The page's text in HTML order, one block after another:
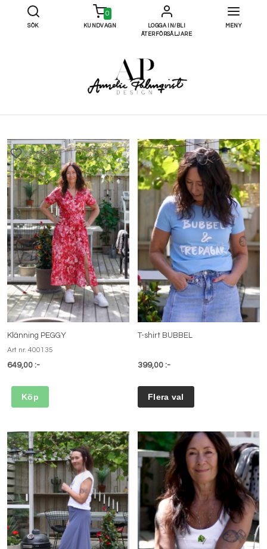
SÖK
0
KUNDVAGN
LOGGA IN/BLI
ÅTERFÖRSÄLJARE
MENY
Klänning PEGGY
Art nr. 400135
649,00 :-
Köp
T-shirt BUBBEL
399,00 :-